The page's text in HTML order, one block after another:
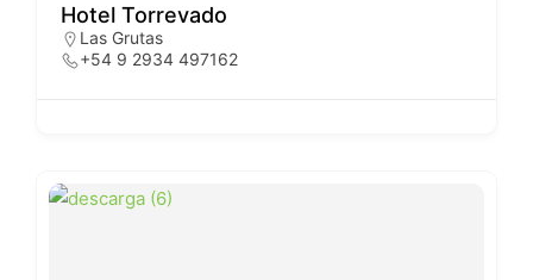
Hotel Torrevado
Las Grutas
+54 9 2934 497162